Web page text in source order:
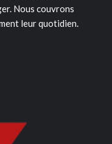
Nous couvrons
leur quotidien.